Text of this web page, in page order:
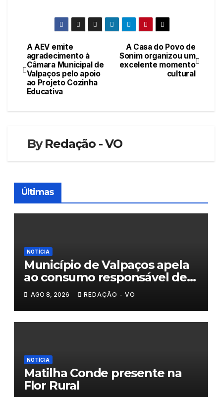
Navegação
de
artigos
A Casa do Povo de
Sonim organizou um
excelente momento
cultural
A AEV emite
agradecimento à
Câmara Municipal de
Valpaços pelo apoio
ao Projeto Cozinha
Educativa
ByRedação - VO
Últimas
NOTÍCIA
Município de Valpaços apela
ao consumo responsável de
água
AGO 8, 2026 REDAÇÃO - VO
NOTÍCIA
Matilha Conde presente na
Flor Rural